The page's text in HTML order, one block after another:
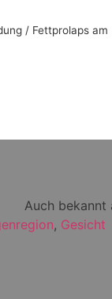
/ Fettprolaps am
Auch bekannt
, Gesicht